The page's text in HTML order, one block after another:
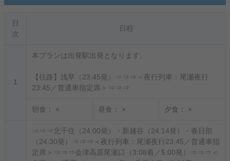
日
次
日程
1
本プランは出発駅出発となります。
【往路】浅草（23:45発）⇒⇒⇒＜夜行列車：尾瀬夜行
23:45／普通車指定席＞⇒⇒⇒
朝食： × 昼食： × 夕食： ×
⇒⇒⇒北千住（24:00発）・新越谷（24:14発）・春日部
（24:30発）⇒⇒⇒＜夜行列車：尾瀬夜行23:45／普通車指
定席＞⇒⇒⇒会津高原尾瀬口（3:08着／5:00発）⇒⇒⇒＜